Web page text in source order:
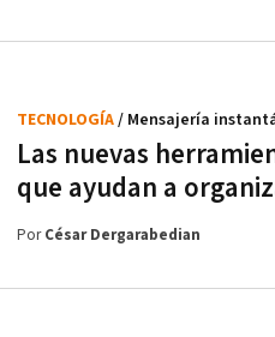
Las nuevas
que ayudan a
TECNOLOGÍA/ Mensajería
PorCésar Dergarabedian